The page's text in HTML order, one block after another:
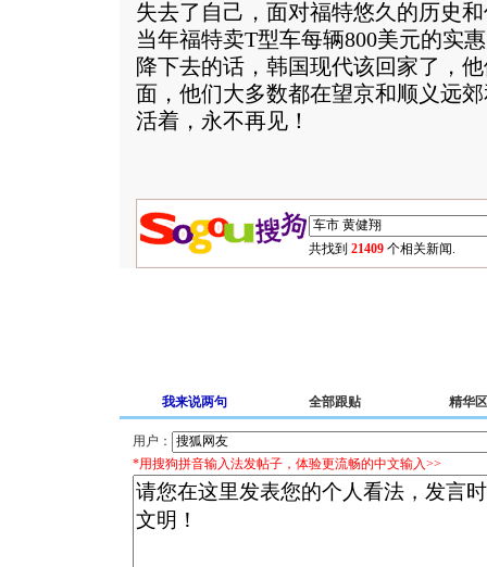
失去了自己，面对福特悠久的历史
当年福特卖T型车每辆800美元的实
降下去的话，韩国现代该回家了，
面，他们大多数都在望京和顺义远
活着，永不再见！
共找到 21409 个相关新闻.
我来说两句 全部跟贴 精华区
用户：
*用搜狗拼音输入法发帖子，体验更流畅的中文输入>>